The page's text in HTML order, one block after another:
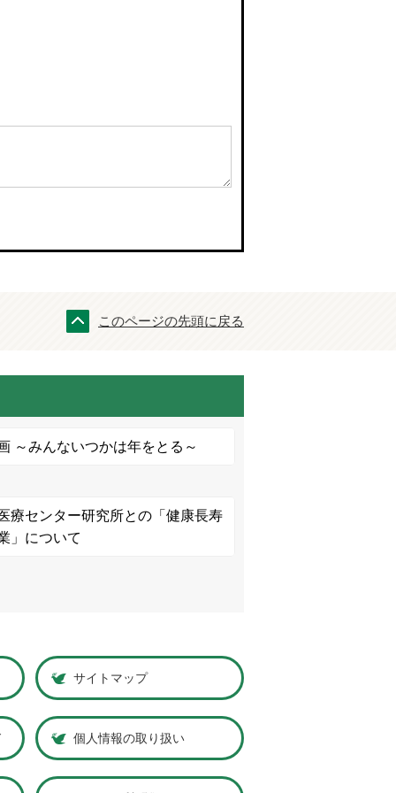
このページの先頭に戻る
～みんないつかは年をとる～
療センター研究所との「健康長寿
」について
サイトマップ
個人情報の取り扱い